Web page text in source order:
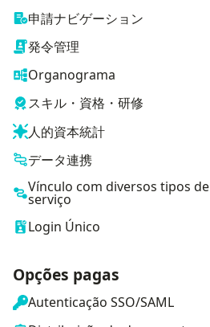
申請ナビゲーション
発令管理
Organograma
スキル・資格・研修
人的資本統計
データ連携
Vínculo com diversos tipos de
serviço
Login Único
Opções pagas
Autenticação SSO/SAML